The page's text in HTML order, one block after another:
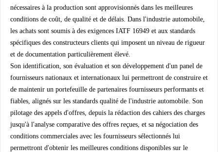
nécessaires à la production sont approvisionnés dans les meilleures
conditions de coût, de qualité et de délais. Dans l'industrie automobile,
les achats sont soumis à des exigences IATF 16949 et aux standards
spécifiques des constructeurs clients qui imposent un niveau de rigueur
et de documentation particulièrement élevé.
Son identification, son évaluation et son développement d'un panel de
fournisseurs nationaux et internationaux lui permettront de construire et
de maintenir un portefeuille de partenaires fournisseurs performants et
fiables, alignés sur les standards qualité de l'industrie automobile. Son
pilotage des appels d'offres, depuis la rédaction des cahiers des charges
jusqu'à l'analyse comparative des offres reçues, et sa négociation des
conditions commerciales avec les fournisseurs sélectionnés lui
permettront d'obtenir les meilleures conditions disponibles sur le